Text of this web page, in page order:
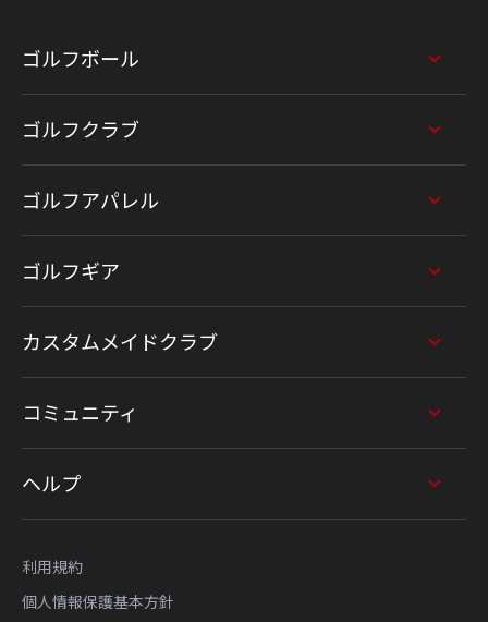
ゴルフボール
ゴルフクラブ
ゴルフアパレル
ゴルフギア
カスタムメイドクラブ
コミュニティ
ヘルプ
利用規約
個人情報保護基本方針